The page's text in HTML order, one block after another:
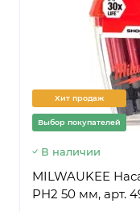
Хит продаж
Выбор покупателей
В наличии
MILWAUKEE
PH2 50 мм, арт.